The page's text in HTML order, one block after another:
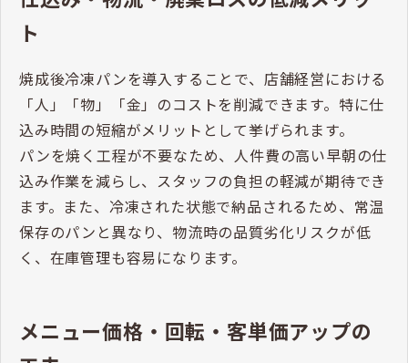
焼成後冷凍パンは、おいしさだけでなく、ビジネスの
効率化と収益性向上に直結するメリットがあります。
特に人手不足が深刻化する飲食業界において、焼成後
冷凍パンの導入は喫緊の課題を解決する戦略的な一歩
となり得ます。
仕込み・物流・廃棄ロスの低減メリッ
ト
「人」「物」「金」のコストを削減できます。特に仕
込み時間の短縮がメリットとして挙げられます。